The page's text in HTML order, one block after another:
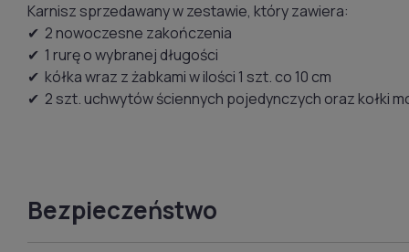
Karnisz sprzedawany w zestawie, który zawiera:
✔ 2 nowoczesne zakończenia
✔ 1 rurę o wybranej długości
✔ kółka wraz z żabkami w ilości 1 szt. co 10 cm
✔ 2 szt. uchwytów ściennych pojedynczych oraz kołki
Bezpieczeństwo